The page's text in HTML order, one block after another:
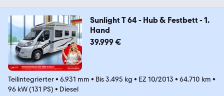
Sunlight T 64 - Hub & Festbett - 1.
Hand
39.999 €
Teilintegrierter• 6.931 mm • Bis 3.495 kg • EZ 10/2013 • 64.710 km •
96 kW (131 PS) • Diesel